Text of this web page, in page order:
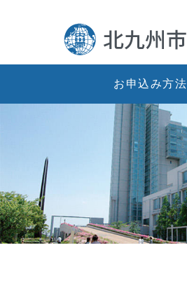
お申込み方法